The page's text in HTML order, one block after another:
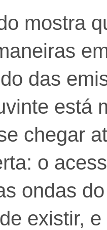
mostra
das
está
chegar
o
ondas
existir,